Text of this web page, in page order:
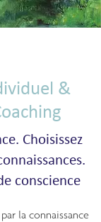
&
Choisissez
conscience
la connaissance